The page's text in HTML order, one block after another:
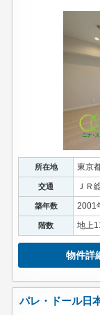
所在地 東京
交通 ＪＲ
築年数 2001
階数 地上
物件詳
パレ・ドール日